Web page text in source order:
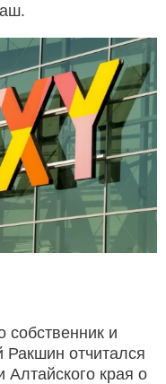
собственник и
Ракшин отчитался
Алтайского края о